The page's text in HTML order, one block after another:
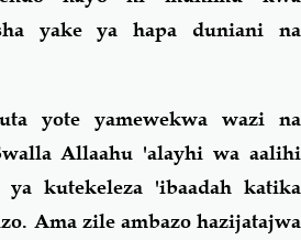
yake ya hapa duniani na
yote yamewekwa wazi na
Allaahu 'alayhi wa aalihi
kutekeleza 'ibaadah katika
Ama zile ambazo hazijatajwa